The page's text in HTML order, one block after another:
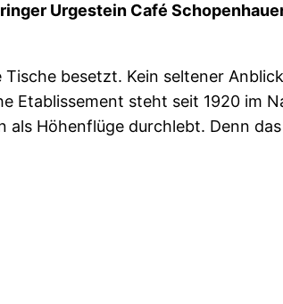
Urgestein Café
besetzt. Kein seltener
Etablissement steht seit 1920 im
Höhenflüge durchlebt. Denn